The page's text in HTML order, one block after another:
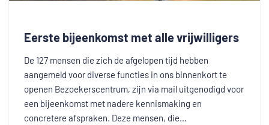
Eerste bijeenkomst met alle vrijwilligers
De 127 mensen die zich de afgelopen tijd hebben
aangemeld voor diverse functies in ons binnenkort te
openen Bezoekerscentrum, zijn via mail uitgenodigd voor
een bijeenkomst met nadere kennismaking en
concretere afspraken. Deze mensen, die…